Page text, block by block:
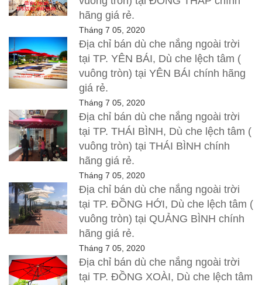
hãng giá rẻ.
Tháng 7 05, 2020
Địa chỉ bán dù che nắng ngoài trời
tại TP. YÊN BÁI, Dù che lệch tâm (
vuông tròn) tại YÊN BÁI chính hãng
giá rẻ.
Tháng 7 05, 2020
Địa chỉ bán dù che nắng ngoài trời
tại TP. THÁI BÌNH, Dù che lệch tâm (
vuông tròn) tại THÁI BÌNH chính
hãng giá rẻ.
Tháng 7 05, 2020
Địa chỉ bán dù che nắng ngoài trời
tại TP. ĐỒNG HỚI, Dù che lệch tâm (
vuông tròn) tại QUẢNG BÌNH chính
hãng giá rẻ.
Tháng 7 05, 2020
Địa chỉ bán dù che nắng ngoài trời
tại TP. ĐỒNG XOÀI, Dù che lệch tâm